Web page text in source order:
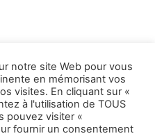
ADECCO.
notre site Web pour vous
en mémorisant vos
visites. En cliquant sur «
à l'utilisation de TOUS
pouvez visiter «
fournir un consentement